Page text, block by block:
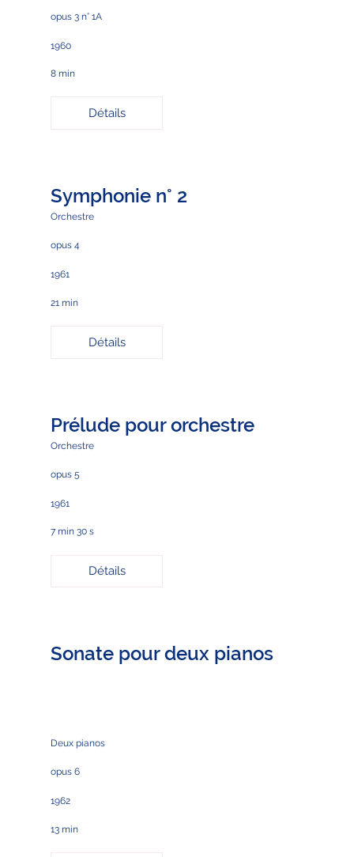
opus 3 n° 1A
1960
8 min
Détails
Symphonie n° 2
Orchestre
opus 4
1961
21 min
Détails
Prélude pour orchestre
Orchestre
opus 5
1961
7 min 30 s
Détails
Sonate pour deux pianos
Deux pianos
opus 6
1962
13 min